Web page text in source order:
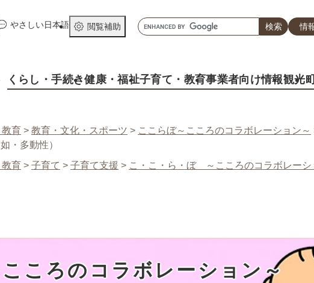
やさしい日本語 閲覧補助
キ
ー
ド
情
くらし ・手続き健康 ・福祉子育て ・教育事業者向け情報観光
育 > 教育・文化・スポーツ > ここらぼ～こころのコラボレーション～
・多動性）
育 > 子育て > 子育て支援 > こ・こ・ら・ぼ ～こころのコラボレーシ
ころのコラボレーション～